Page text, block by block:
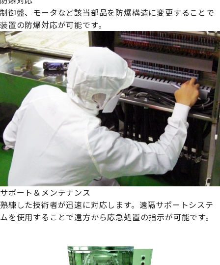
制御盤、モータなど該当部品を防爆構造に変更することで
装置の防爆対応が可能です。
サポート＆メンテナンス
熟練した技術者が迅速に対応します。遠隔サポートシステ
ムを使用することで遠方から応急処置の指示が可能です。